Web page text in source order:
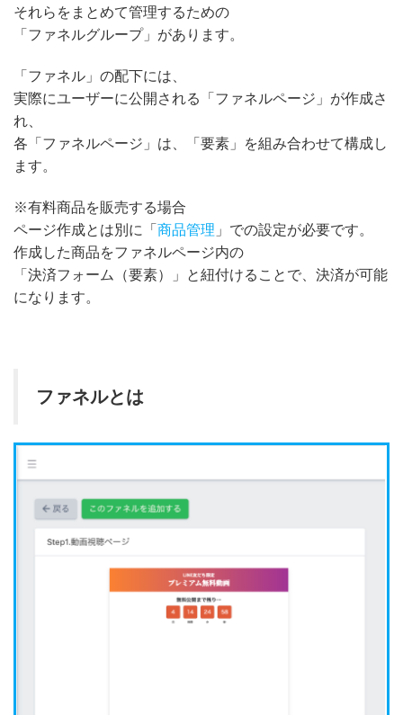
それらをまとめて管理するための
「ファネルグループ」があります。
「ファネル」の配下には、
実際にユーザーに公開される「ファネルページ」が作成さ
れ、
各「ファネルページ」は、「要素」を組み合わせて構成し
ます。
※有料商品を販売する場合
ページ作成とは別に「商品管理 」での設定が必要です。
作成した商品をファネルページ内の
「決済フォーム（要素）」と紐付けることで、決済が可能
になります。
ファネルとは